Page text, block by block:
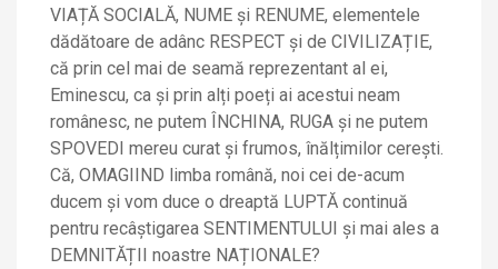
VIAȚĂ SOCIALĂ, NUME și RENUME, elementele
dădătoare de adânc RESPECT și de CIVILIZAȚIE,
că prin cel mai de seamă reprezentant al ei,
Eminescu, ca și prin alți poeți ai acestui neam
românesc, ne putem ÎNCHINA, RUGA și ne putem
SPOVEDI mereu curat și frumos, înălțimilor cerești.
Că, OMAGIIND limba română, noi cei de-acum
ducem și vom duce o dreaptă LUPTĂ continuă
pentru recâștigarea SENTIMENTULUI și mai ales a
DEMNITĂȚII noastre NAȚIONALE?